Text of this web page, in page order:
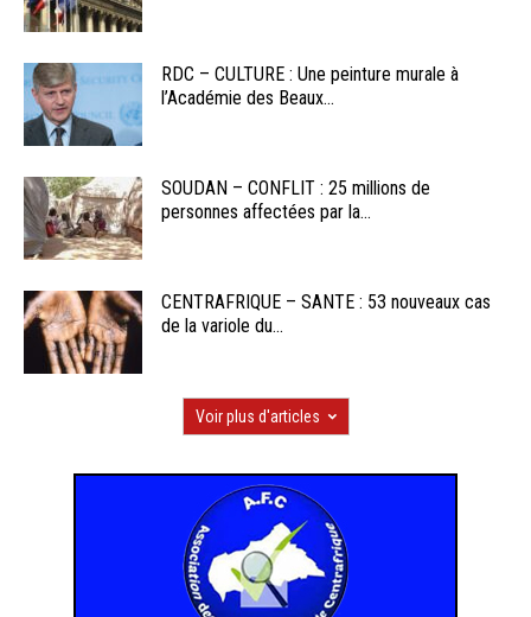
RDC – CULTURE : Une peinture murale à
l’Académie des Beaux...
SOUDAN – CONFLIT : 25 millions de
personnes affectées par la...
CENTRAFRIQUE – SANTE : 53 nouveaux cas
de la variole du...
Voir plus d'articles